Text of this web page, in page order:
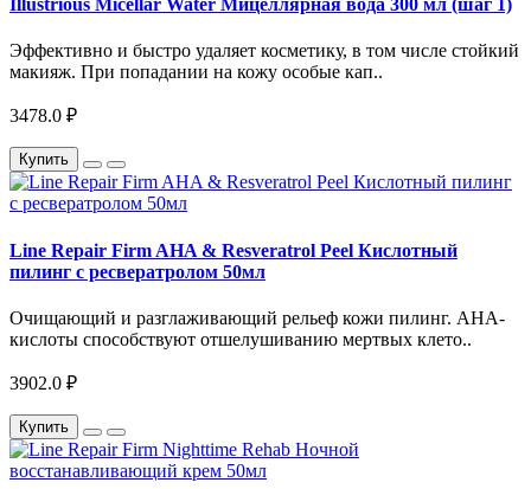
Illustrious Micellar Water Мицеллярная вода 300 мл (шаг 1)
Эффективно и быстро удаляет косметику, в том числе стойкий
макияж. При попадании на кожу особые кап..
3478.0 ₽
Купить
Line Repair Firm AHA & Resveratrol Peel Кислотный
пилинг с ресвератролом 50мл
Очищающий и разглаживающий рельеф кожи пилинг. AHA-
кислоты способствуют отшелушиванию мертвых клето..
3902.0 ₽
Купить